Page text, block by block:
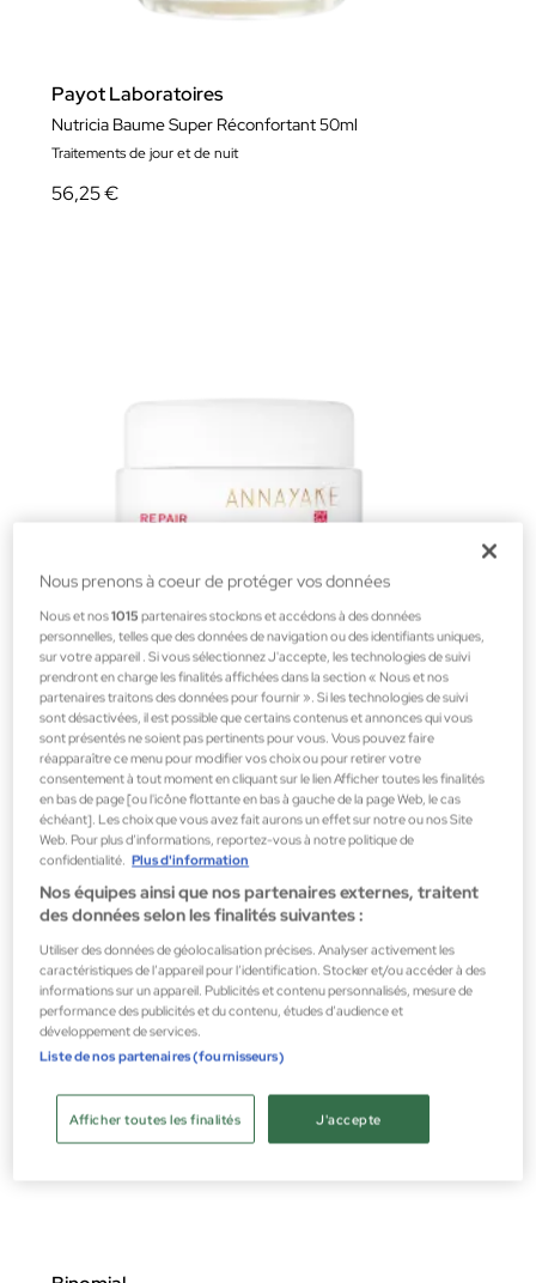
Payot Laboratoires
Nutricia Baume Super Réconfortant 50ml
Traitements de jour et de nuit
56,25 €
Annayake
Soin Reparateur Extreme
Traitements de jour et de nuit
190,00 €
Nous prenons à coeur de protéger vos données
Nous et nos1015 partenaires stockons et accédons à des données
personnelles, telles que des données de navigation ou des identifiants uniques,
sur votre appareil . Si vous sélectionnez J'accepte, les technologies de suivi
prendront en charge les finalités affichées dans la section « Nous et nos
partenaires traitons des données pour fournir ». Si les technologies de suivi
sont désactivées, il est possible que certains contenus et annonces qui vous
sont présentés ne soient pas pertinents pour vous. Vous pouvez faire
réapparaître ce menu pour modifier vos choix ou pour retirer votre
consentement à tout moment en cliquant sur le lien Afficher toutes les finalités
en bas de page [ou l'icône flottante en bas à gauche de la page Web, le cas
échéant]. Les choix que vous avez fait aurons un effet sur notre ou nos Site
Web. Pour plus d’informations, reportez-vous à notre politique de
confidentialité. Plus d'information
Nos équipes ainsi que nos partenaires externes, traitent
des données selon les finalités suivantes :
Utiliser des données de géolocalisation précises. Analyser activement les
caractéristiques de l’appareil pour l’identification. Stocker et/ou accéder à des
informations sur un appareil. Publicités et contenu personnalisés, mesure de
performance des publicités et du contenu, études d’audience et
développement de services.
Liste de nos partenaires (fournisseurs)
J'accepte
Afficher toutes les finalités